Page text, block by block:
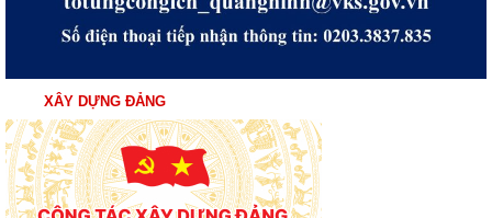
XÂY DỰNG ĐẢNG